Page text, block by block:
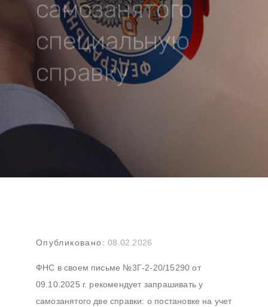
самозанятого
специальную
справку
Опубликовано: 08.02.2026
ФНС в своем письме №3Г-2-20/15290 от
09.10.2025 г. рекомендует запрашивать у
самозанятого две справки: о постановке на учет
по
записям